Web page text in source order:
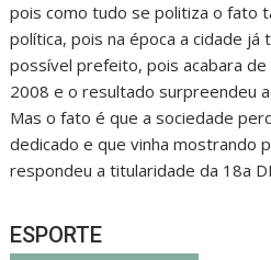
pois como tudo se politiza o fato
política, pois na época a cidade
possível prefeito, pois acabara
2008 e o resultado surpreendeu
Mas o fato é que a sociedade
dedicado e que vinha mostrando
respondeu a titularidade da 18a
ESPORTE